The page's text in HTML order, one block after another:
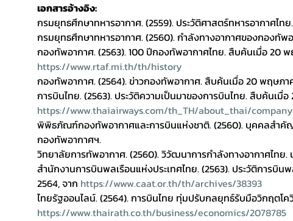
เอกสารอ้างอิง:
กรมยุทธศึกษาทหารอากาศ. (2559). ประวัติศาสตร์ทหารอากาศไ
กรมยุทธศึกษาทหารอากาศ. (2560). กำลังทางอากาศของกองทั
กองทัพอากาศ. (2563). 100 ปีกองทัพอากาศไทย. สืบค้นเมื่อ 20
https://www.rtaf.mi.th/th/history
กองทัพอากาศ. (2564). ข่าวกองทัพอากาศ. สืบค้นเมื่อ 20 พฤษภา
การบินไทย. (2563). ประวัติความเป็นมาของการบินไทย. สืบค้นเมื่
https://www.thaiairways.com/th_TH/about_thai/
พิพิธภัณฑ์กองทัพอากาศและการบินแห่งชาติ. (2560). บุคคลสำ
กองทัพอากาศฯ.
วิทยาลัยการทัพอากาศ. (2560). วิวัฒนาการกำลังทางอากาศไทย
สำนักงานการบินพลเรือนแห่งประเทศไทย. (2563). ประวัติการบิ
2564, จาก https://www.caat.or.th/th/archives/38393
ไทยรัฐออนไลน์. (2564). การบินไทย ทุ่มปรับกลยุทธ์รับมือวิกฤตโ
https://www.thairath.co.th/business/economics/2078785